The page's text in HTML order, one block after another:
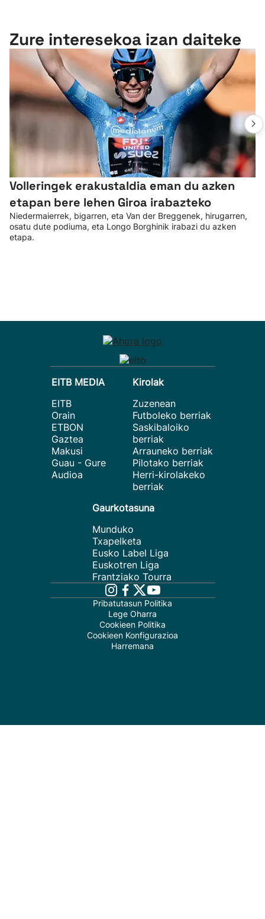
Zure interesekoa izan daiteke
Volleringek erakustaldia eman du azken
etapan bere lehen Giroa irabazteko
Niedermaierrek, bigarren, eta Van der Breggenek, hirugarren,
osatu dute podiuma, eta Longo Borghinik irabazi du azken
etapa.
EITB MEDIA
EITB
Orain
ETBON
Gaztea
Makusi
Guau - Gure
Audioa
Kirolak
Zuzenean
Futboleko berriak
Saskibaloiko
berriak
Arrauneko berriak
Pilotako berriak
Herri-kirolakeko
berriak
Gaurkotasuna
Munduko
Txapelketa
Eusko Label Liga
Euskotren Liga
Frantziako Tourra
Pribatutasun Politika
Lege Oharra
Cookieen Politika
Cookieen Konfigurazioa
Harremana